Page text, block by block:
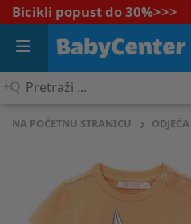
Bicikli popust do 30%>>>
Pretraži
NA POČETNU STRANICU ODJEĆA